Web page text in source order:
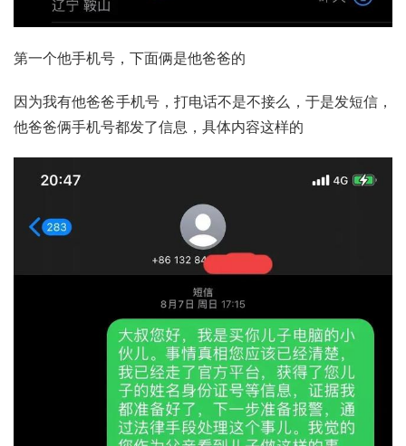
第一个他手机号，下面俩是他爸爸的
因为我有他爸爸手机号，打电话不是不接么，于是发短信，
他爸爸俩手机号都发了信息，具体内容这样的